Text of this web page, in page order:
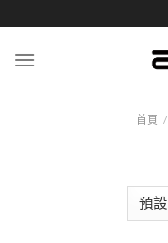
to
content
首頁 /